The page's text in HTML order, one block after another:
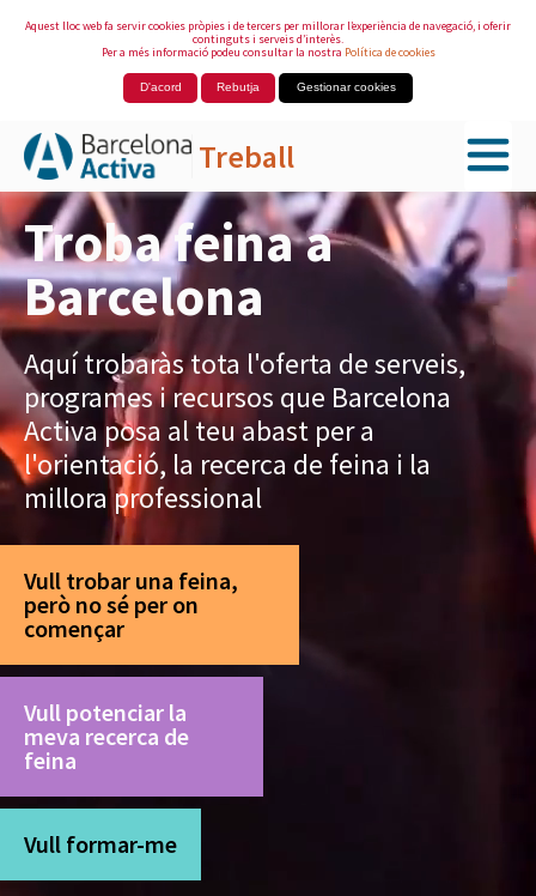
Aquest lloc web fa servir cookies pròpies i de tercers per millorar l’experiència de navegació, i oferir
continguts i serveis d’interès.
Per a més informació podeu consultar la nostra Política de cookies
D'acord Rebutja Gestionar cookies
Treball
Salta al contingut principal
Troba feina a
Barcelona
Aquí trobaràs tota l'oferta de serveis,
programes i recursos que Barcelona
Activa posa al teu abast per a
l'orientació, la recerca de feina i la
millora professional
Vull trobar una feina,
però no sé per on
començar
Vull potenciar la
meva recerca de
feina
Vull formar-me